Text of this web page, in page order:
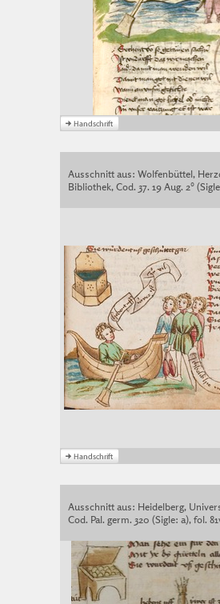
Ausschnitt aus: Wolfenbüttel,
Bibliothek, Cod. 37. 19 Aug. 2°
Ausschnitt aus: Heidelberg,
Cod. Pal. germ. 320 (Sigle: a), fol.